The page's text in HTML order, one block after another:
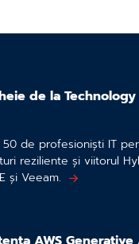
de la Technology
de profesioniști IT
reziliente și viitorul
și Veeam.